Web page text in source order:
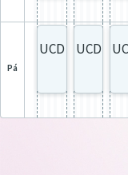
pá
UCD UCD